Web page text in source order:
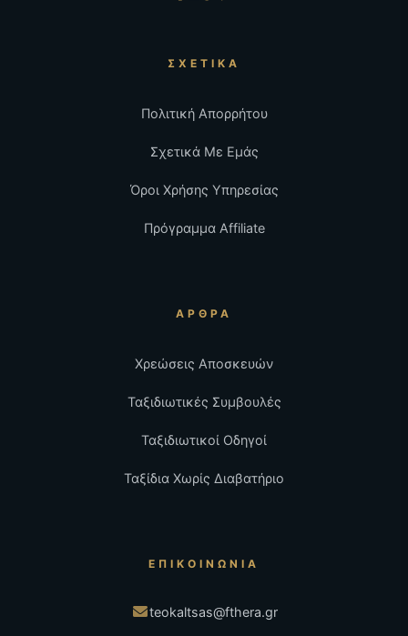
ΣΧΕΤΙΚΆ
Πολιτική Απορρήτου
Σχετικά Με Εμάς
Όροι Χρήσης Υπηρεσίας
Πρόγραμμα Affiliate
ΆΡΘΡΑ
Χρεώσεις Αποσκευών
Ταξιδιωτικές Συμβουλές
Ταξιδιωτικοί Οδηγοί
Ταξίδια Χωρίς Διαβατήριο
ΕΠΙΚΟΙΝΩΝΊΑ
teokaltsas@fthera.gr